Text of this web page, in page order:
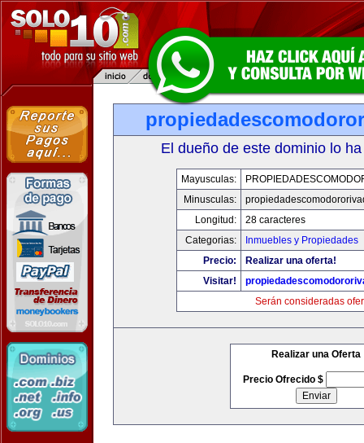
El dueño de este dominio lo
Mayusculas:
Minusculas:
Longitud:
28 caracteres
Categorias:
Inmuebles y Propiedades
Precio:
Realizar una oferta!
Visitar!
Serán consideradas
Realizar una Oferta
Precio Ofrecido $